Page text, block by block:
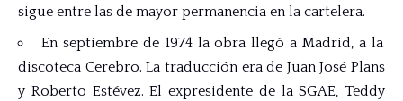
sigue entre las de mayor permanencia en la cartelera.
En septiembre de 1974 la obra llegó a Madrid, a la
discoteca Cerebro. La traducción era de Juan José Plans
y Roberto Estévez. El expresidente de la SGAE, Teddy